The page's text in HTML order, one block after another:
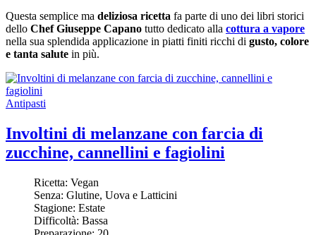
Questa semplice ma deliziosa ricetta fa parte di uno dei libri storici
dello Chef Giuseppe Capano tutto dedicato alla cottura a vapore
nella sua splendida applicazione in piatti finiti ricchi di gusto, colore
e tanta salute in più.
Antipasti
Involtini di melanzane con farcia di
zucchine, cannellini e fagiolini
Ricetta: Vegan
Senza: Glutine, Uova e Latticini
Stagione: Estate
Difficoltà: Bassa